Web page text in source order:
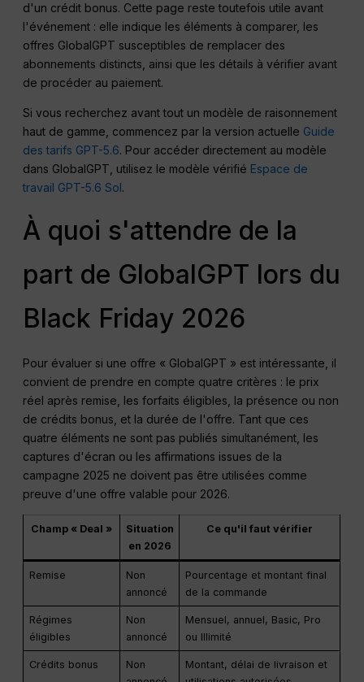
d'un crédit bonus. Cette page reste toutefois utile avant
l'événement : elle indique les éléments à comparer, les
offres GlobalGPT susceptibles de remplacer des
abonnements distincts, ainsi que les détails à vérifier avant
de procéder au paiement.
Si vous recherchez avant tout un modèle de raisonnement
haut de gamme, commencez par la version actuelle Guide
des tarifs GPT-5.6. Pour accéder directement au modèle
dans GlobalGPT, utilisez le modèle vérifié Espace de
travail GPT-5.6 Sol.
À quoi s'attendre de la
part de GlobalGPT lors du
Black Friday 2026
Pour évaluer si une offre « GlobalGPT » est intéressante, il
convient de prendre en compte quatre critères : le prix
réel après remise, les forfaits éligibles, la présence ou non
de crédits bonus, et la durée de l'offre. Tant que ces
quatre éléments ne sont pas publiés simultanément, les
captures d'écran ou les affirmations issues de la
campagne 2025 ne doivent pas être utilisées comme
preuve d'une offre valable pour 2026.
Champ « Deal »
Situation
en 2026
Ce qu'il faut vérifier
Remise
Non
annoncé
Pourcentage et montant final
de la commande
Régimes
éligibles
Non
annoncé
Mensuel, annuel, Basic, Pro
ou Illimité
Crédits bonus
Non
Montant, délai de livraison et